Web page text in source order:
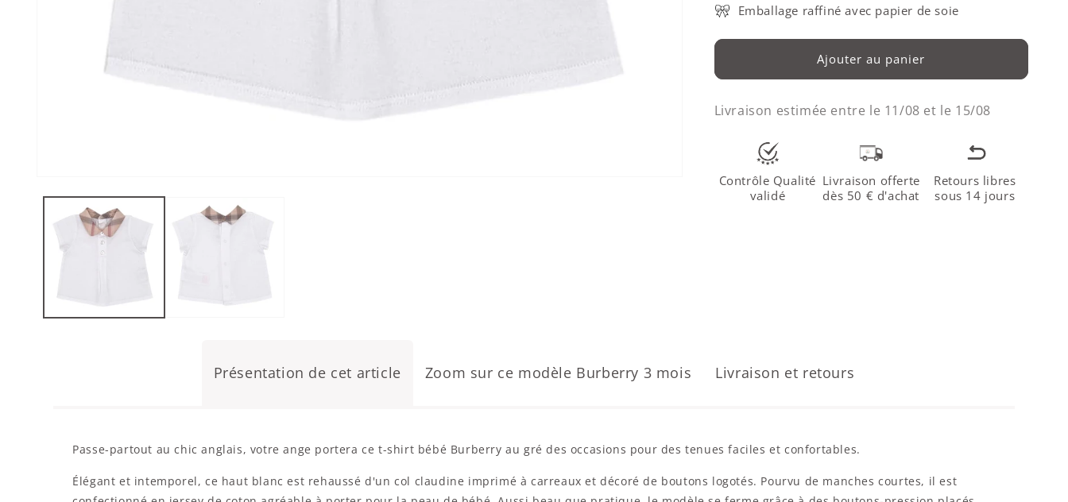
Emballage raffiné avec papier de soie
Ajouter au panier
Livraison estimée entre le 11/08 et le 15/08
Contrôle Qualité
validé
Livraison offerte
dès 50 € d'achat
Retours libres
sous 14 jours
Présentation de cet article Zoom sur ce modèle Burberry 3 mois Livraison et retours
Passe-partout au chic anglais, votre ange portera ce t-shirt bébé Burberry au gré des occasions pour des tenues faciles et confortables.
Élégant et intemporel, ce haut blanc est rehaussé d'un col claudine imprimé à carreaux et décoré de boutons logotés. Pourvu de manches courtes, il est